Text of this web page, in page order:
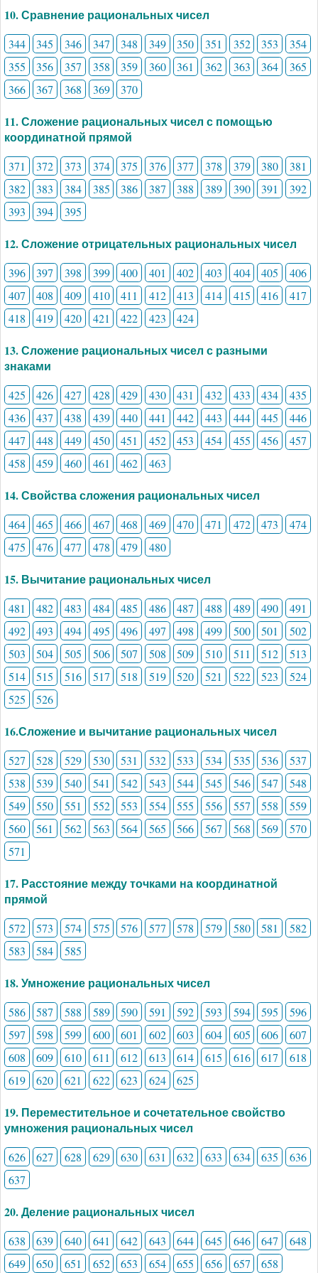
10. Сравнение рациональных чисел
344 345 346 347 348 349 350 351 352 353
354
355
356 357 358 359 360 361 362 363 364
365
366
367 368 369 370
11. Сложение рациональных чисел с помощью
координатной прямой
371 372 373 374 375 376 377 378 379 380
381
382
383 384 385 386 387 388 389 390 391
392
393
394 395
12. Сложение отрицательных рациональных чисел
396 397 398 399 400 401 402 403 404 405
406
407
408 409 410 411 412 413 414 415 416
417
418
419 420 421 422 423 424
13. Сложение рациональных чисел с разными
знаками
425 426 427 428 429 430 431 432 433 434
435
436
437 438 439 440 441 442 443 444 445
446
447
448 449 450 451 452 453 454 455 456
457
458
459 460 461 462 463
14. Свойства сложения рациональных чисел
464 465 466 467 468 469 470 471 472 473
474
475
476 477 478 479 480
15. Вычитание рациональных чисел
481 482 483 484 485 486 487 488 489 490
491
492
493 494 495 496 497 498 499 500 501
502
503
504 505 506 507 508 509 510 511 512
513
514
515 516 517 518 519 520 521 522 523
524
525
526
16.Сложение и вычитание рациональных чисел
527 528 529 530 531 532 533 534 535 536
537
538
539 540 541 542 543 544 545 546 547
548
549
550 551 552 553 554 555 556 557 558
559
560
561 562 563 564 565 566 567 568 569
570
571
17. Расстояние между точками на координатной
прямой
572 573 574 575 576 577 578 579 580 581
582
583
584 585
18. Умножение рациональных чисел
586 587 588 589 590 591 592 593 594 595
596
597
598 599 600 601 602 603 604 605 606
607
608
609 610 611 612 613 614 615 616 617
618
619
620 621 622 623 624 625
19. Переместительное и сочетательное свойство
умножения рациональных чисел
626 627 628 629 630 631 632 633 634 635
636
637
20. Деление рациональных чисел
638 639 640 641 642 643 644 645 646 647
648
649
650 651 652 653 654 655 656 657 658